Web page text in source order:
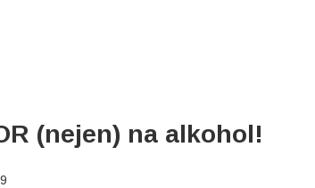
(nejen) na alkohol!